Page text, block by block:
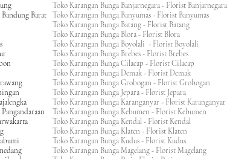
Barat
Toko Karangan Bunga Banjarnegara - Florist Banjarnegara
Toko Karangan Bunga Banyumas - Florist Banyumas
Toko Karangan Bunga Batang - Florist Batang
Toko Karangan Bunga Blora - Florist Blora
Toko Karangan Bunga Boyolali - Florist Boyolali
Toko Karangan Bunga Brebes - Florist Brebes
Toko Karangan Bunga Cilacap - Florist Cilacap
Toko Karangan Bunga Demak - Florist Demak
Toko Karangan Bunga Grobogan - Florist Grobogan
Toko Karangan Bunga Jepara - Florist Jepara
Toko Karangan Bunga Karanganyar - Florist Karanganyar
Toko Karangan Bunga Kebumen - Florist Kebumen
Toko Karangan Bunga Kendal - Florist Kendal
Toko Karangan Bunga Klaten - Florist Klaten
Toko Karangan Bunga Kudus - Florist Kudus
Toko Karangan Bunga Magelang - Florist Magelang